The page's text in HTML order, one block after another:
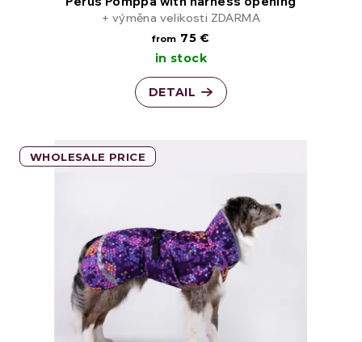
s
+ výměna velikosti ZDARMA
from 75 €
in stock
DETAIL
WHOLESALE PRICE